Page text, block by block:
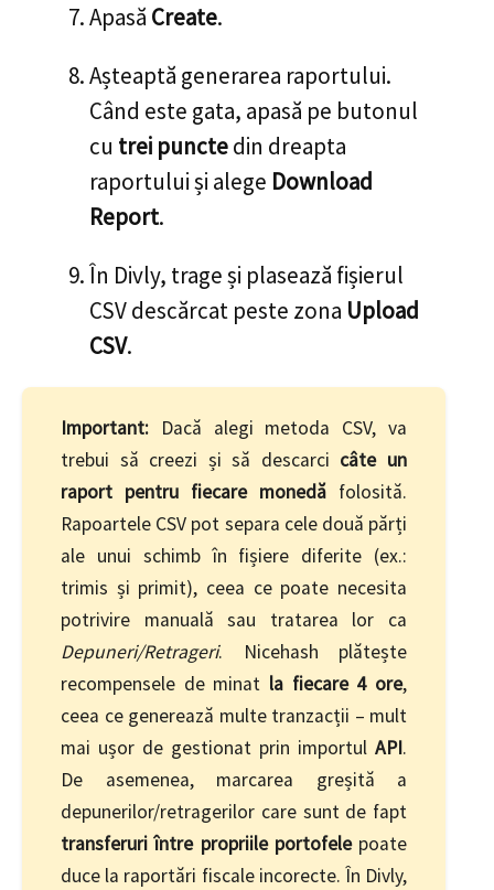
Apasă Create.
Așteaptă generarea raportului.
Când este gata, apasă pe butonul
cu trei punctedin dreapta
raportului și alege Download
Report.
În Divly, trage și plasează fișierul
CSV descărcat peste zona Upload
CSV.
Important: Dacă alegi metoda CSV, va
trebui să creezi și să descarci câte un
raport pentru fiecare monedă folosită.
Rapoartele CSV pot separa cele două părți
ale unui schimb în fișiere diferite (ex.:
trimis și primit), ceea ce poate necesita
potrivire manuală sau tratarea lor ca
Depuneri/Retrageri. Nicehash plătește
recompensele de minat la fiecare 4 ore,
ceea ce generează multe tranzacții – mult
mai ușor de gestionat prin importul API.
De asemenea, marcarea greșită a
depunerilor/retragerilor care sunt de fapt
transferuri între propriile portofelepoate
duce la raportări fiscale incorecte. În Divly,